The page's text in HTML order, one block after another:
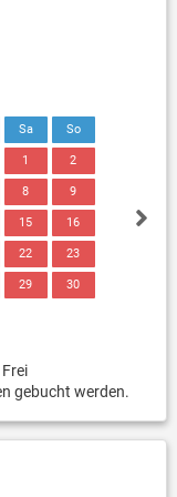
Sa So
1 2
8 9
15 16
22 23
29 30
Frei
gebucht werden.